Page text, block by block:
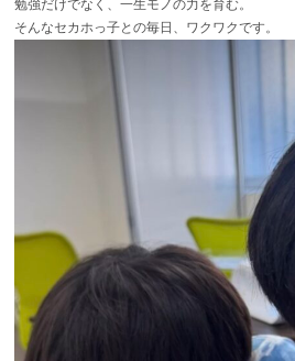
勉強だけでなく、一生モノの力を育む。
そんなセカホっ子との毎日、ワクワクです。